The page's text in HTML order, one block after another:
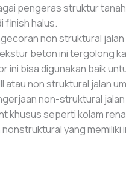
pengeras struktur
finish halus.
non struktural
beton ini tergolong
ini bisa digunakan baik
atau non struktural jalan
non-struktural
khusus seperti kolam
yang